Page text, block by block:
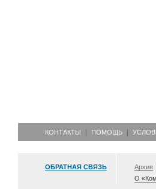
КОНТАКТЫ ПОМОЩЬ
ОБРАТНАЯ СВЯЗЬ Архив
О